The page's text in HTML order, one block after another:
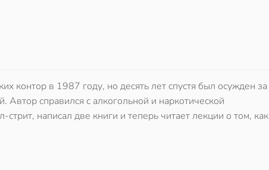
контор в 1987 году, но десять лет спустя был осужден за
справился с алкогольной и наркотической
написал две книги и теперь читает лекции о том, как